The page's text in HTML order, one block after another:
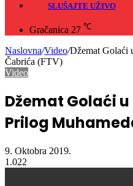
SLUŠAJTE UŽIVO
Gračanica 27 ℃
Naslovna/Video/Džemat Golaći
Čabrića (FTV)
Video
Džemat Golaći
Prilog
9. Oktobra 2019.
1.022